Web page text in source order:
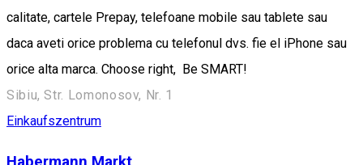
calitate, cartele Prepay, telefoane mobile sau tablete sau
daca aveti orice problema cu telefonul dvs. fie el iPhone sau
orice alta marca. Choose right, Be SMART!
Sibiu, Str. Lomonosov, Nr. 1
Einkaufszentrum